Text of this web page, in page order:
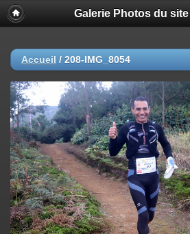
Galerie Photos du
Accueil / 208-IMG_8054